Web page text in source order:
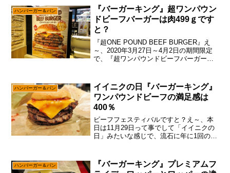
ハンバーガー＆パン
『バーガーキング』超ワンパウン
ドビーフバーガーは肉499ｇです
と？
『超ONE POUND BEEF BURGER』え
～、2020年3月27日～4月2日の期間限定
で、『超ワンパウンドビーフバーガー』
量限定ですと！」と、言う訳で早速食
べ...
ハンバーガー＆パン
イイニクの日『バーガーキング』
ワンパウンドビーフの満足感は
400％
ビーフフェスティバルですと？え～、本
日は11月29日って事でして「イイニクの
日」みたいな感じで、流石に年に1回のイ
言おう！「今日はバーキン1択である
と！」他にも様々な誘...
ハンバーガー＆パン
『バーガーキング』プレミアムフ